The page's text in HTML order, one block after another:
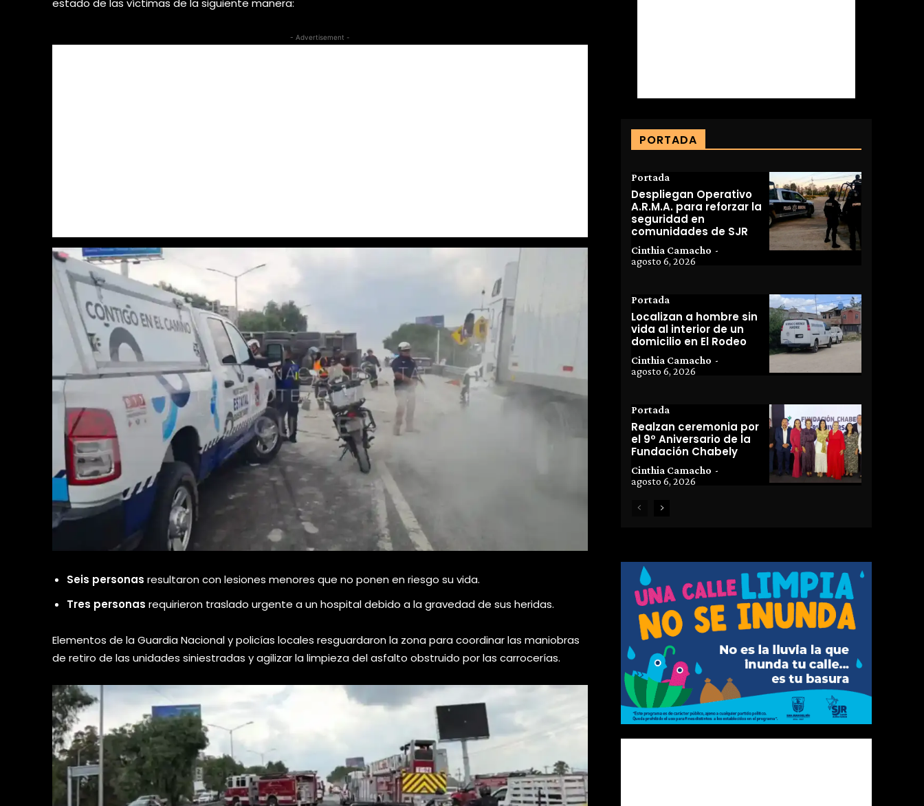
- Advertisement -
Seis personas resultaron con lesiones menores que no ponen en riesgo su vida.
Tres personas requirieron traslado urgente a un hospital debido a la gravedad de sus heridas.
Elementos de la Guardia Nacional y policías locales resguardaron la zona para coordinar las maniobras
de retiro de las unidades siniestradas y agilizar la limpieza del asfalto obstruido por las carrocerías.
PORTADA
Portada
Despliegan Operativo
A.R.M.A. para reforzar la
seguridad en
comunidades de SJR
Cinthia Camacho -
agosto 6, 2026
Portada
Localizan a hombre sin
vida al interior de un
domicilio en El Rodeo
Cinthia Camacho -
agosto 6, 2026
Portada
Realzan ceremonia por
el 9º Aniversario de la
Fundación Chabely
Cinthia Camacho -
agosto 6, 2026